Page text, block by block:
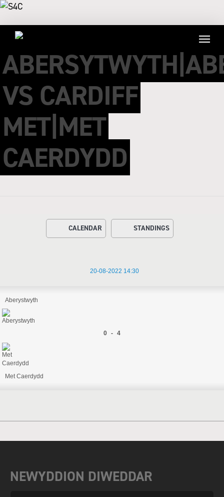
VS CARDIFF
MET|MET
CAERDYDD
CALENDAR STANDINGS
20-08-2022 14:30
Aberystwyth
0 - 4
Met Caerdydd
NEWYDDION DIWEDDAR